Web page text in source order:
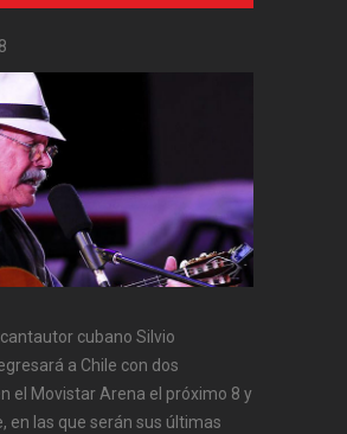
cubano Silvio
a Chile con dos
el Movistar Arena el próximo 8 y
en las que serán sus últimas